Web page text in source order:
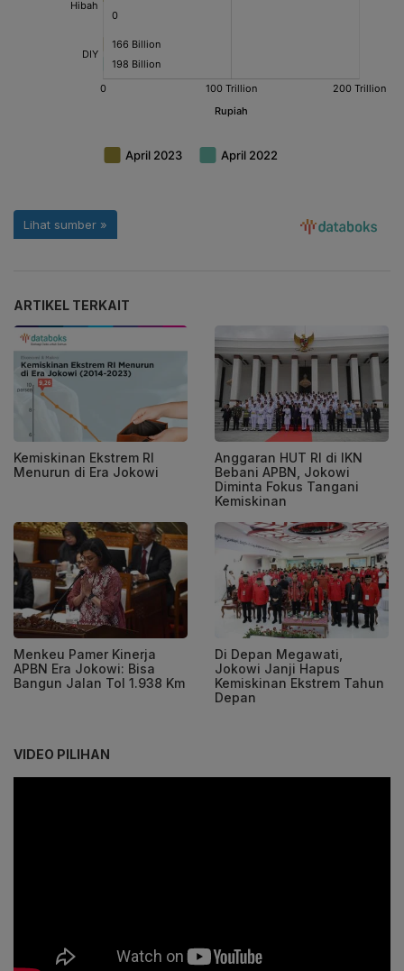
ARTIKEL TERKAIT
Kemiskinan Ekstrem RI
Menurun di Era Jokowi
Anggaran HUT RI di IKN
Bebani APBN, Jokowi
Diminta Fokus Tangani
Kemiskinan
Menkeu Pamer Kinerja
APBN Era Jokowi: Bisa
Bangun Jalan Tol 1.938 Km
Di Depan Megawati,
Jokowi Janji Hapus
Kemiskinan Ekstrem Tahun
Depan
VIDEO PILIHAN